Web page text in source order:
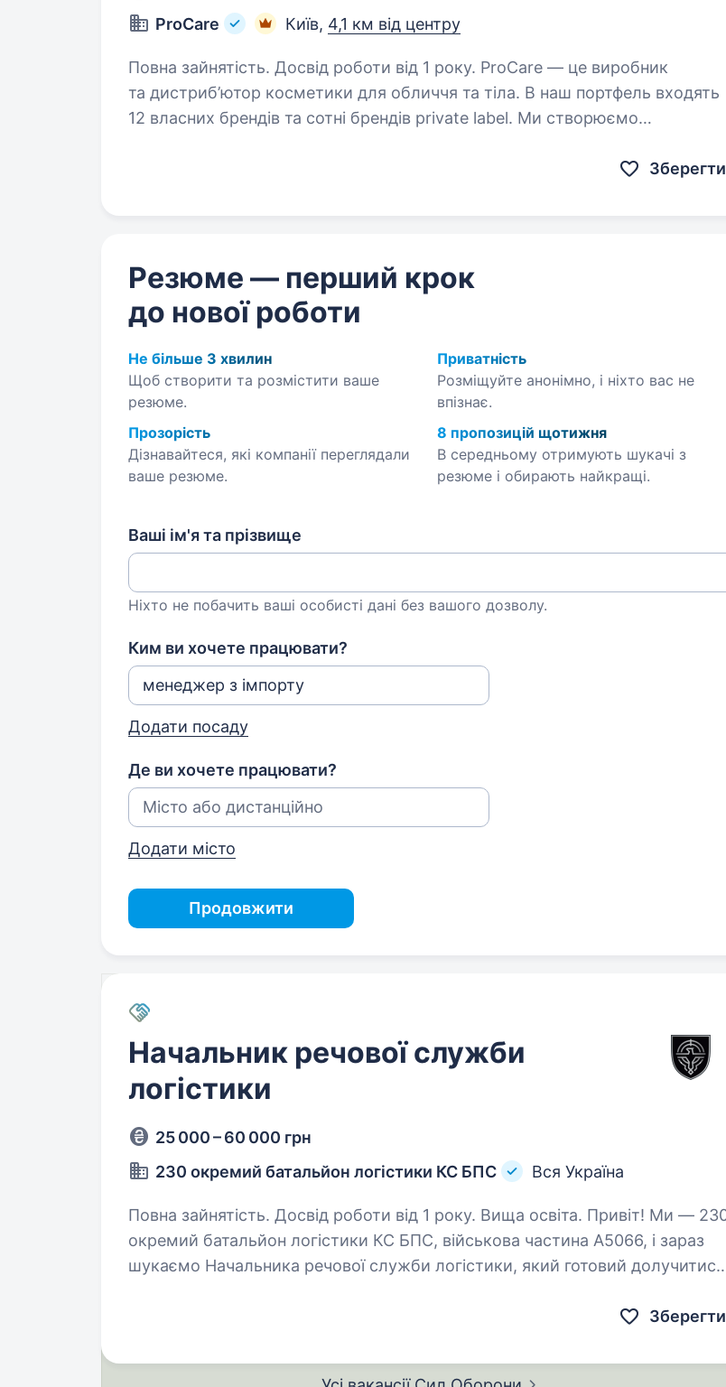
ProCare
Київ, 4,1 км від центру
Повна зайнятість. Досвід роботи від 1 року. ProCare — це виробник
та дистриб’ютор косметики для обличчя та тіла. В наш портфель входять
12 власних брендів та сотні брендів private label. Ми створюємо
Зберегти
Резюме — перший крок
до нової роботи
Не більше 3 хвилин
Щоб створити та розмістити ваше
резюме.
Приватність
Розміщуйте анонімно, і ніхто вас не
впізнає.
Прозорість
Дізнавайтеся, які компанії переглядали
ваше резюме.
8 пропозицій щотижня
В середньому отримують шукачі з
резюме і обирають найкращі.
Ваші ім'я та прізвище
Ніхто не побачить ваші особисті дані без вашого дозволу.
Ким ви хочете працювати?
Додати посаду
Де ви хочете працювати?
Додати місто
Продовжити
Начальник речової служби
логістики
25 000 – 60 000 грн
230 окремий батальйон логістики КС БПС
Вся Україна
Повна зайнятість. Досвід роботи від 1 року. Вища освіта. Привіт! Ми — 230
окремий батальйон логістики КС БПС, військова частина А5066, і зараз
шукаємо Начальника речової служби логістики, який готовий долучитися
Зберегти